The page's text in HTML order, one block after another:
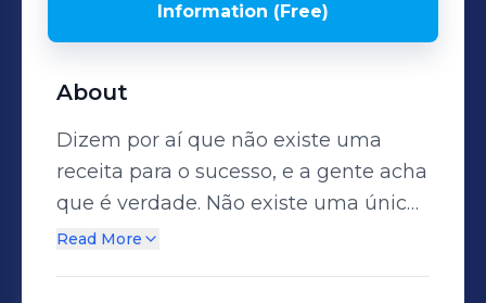
Information (Free)
About
Dizem por aí que não existe uma
receita para o sucesso, e a gente acha
que é verdade. Não existe uma única
receita para o sucesso, existem várias,
Read More